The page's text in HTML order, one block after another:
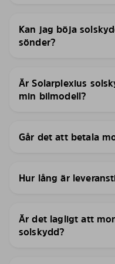
Kan jag böja
sönder?
Är Solarplexius
min bilmodell?
Går det att betala
Hur lång är
Är det lagligt att
solskydd?